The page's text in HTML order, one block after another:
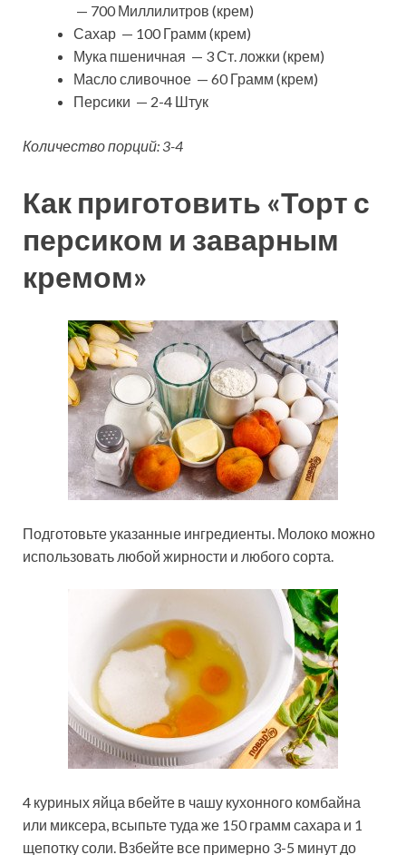
— 700 Миллилитров (крем)
Сахар — 100 Грамм (крем)
Мука пшеничная — 3 Ст. ложки (крем)
Масло сливочное — 60 Грамм (крем)
Персики — 2-4 Штук
Количество порций: 3-4
Как приготовить «Торт с
персиком и заварным
кремом»
Подготовьте указанные ингредиенты. Молоко можно
использовать любой жирности и любого сорта.
4 куриных яйца вбейте в чашу кухонного комбайна
или миксера, всыпьте туда же 150 грамм сахара и 1
щепотку соли. Взбейте все примерно 3-5 минут до